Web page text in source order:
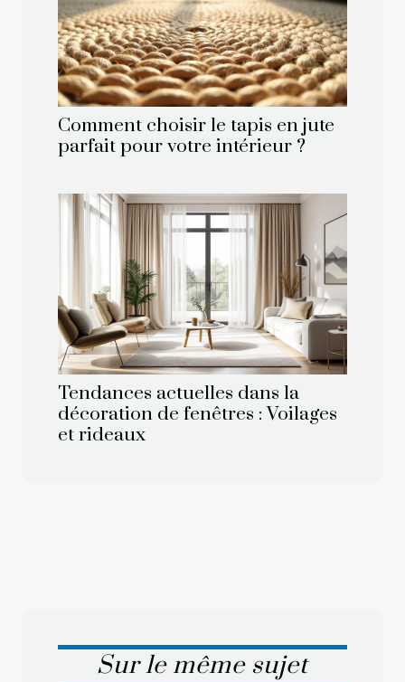
Comment choisir le tapis en jute
parfait pour votre intérieur ?
Tendances actuelles dans la
décoration de fenêtres : Voilages
et rideaux
Sur le même sujet